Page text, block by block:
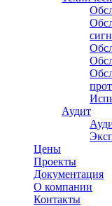
Аудит
Цены
Проекты
Документация
О компании
Контакты